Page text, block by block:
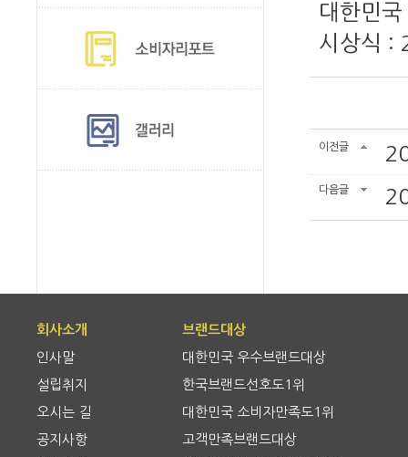
대한민
시상식 :
이전글
다음글
회사소개
인사말
설립취지
오시는 길
공지사항
브랜드대상
대한민국 우수브랜드대상
한국브랜드선호도1위
대한민국 소비자만족도1위
고객만족브랜드대상